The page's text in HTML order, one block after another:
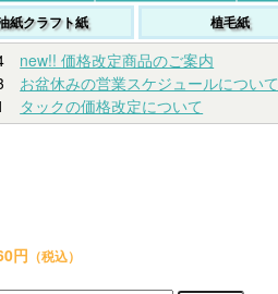
紙クラフト紙 植毛紙
new!! 価格改定商品のご案内
お盆休みの営業スケジュールについて
タックの価格改定について
円 （税込）